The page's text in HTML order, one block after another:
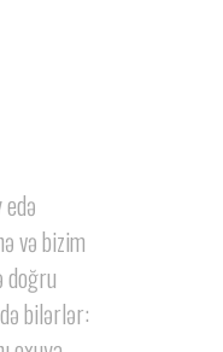
və bizim
doğru
bilərlər: